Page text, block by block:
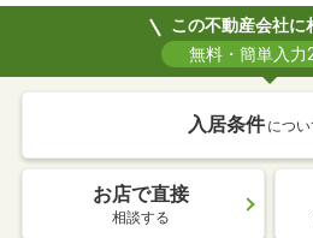
この不動産会社に
無料・簡単入力
入居条件 につい
お店で直接
相談する